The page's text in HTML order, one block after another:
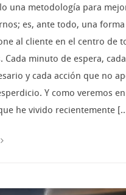
una metodología para
es, ante todo, una
al cliente en el centro de
Cada minuto de espera, cada
y cada acción que no
Y como veremos
he vivido recientemente